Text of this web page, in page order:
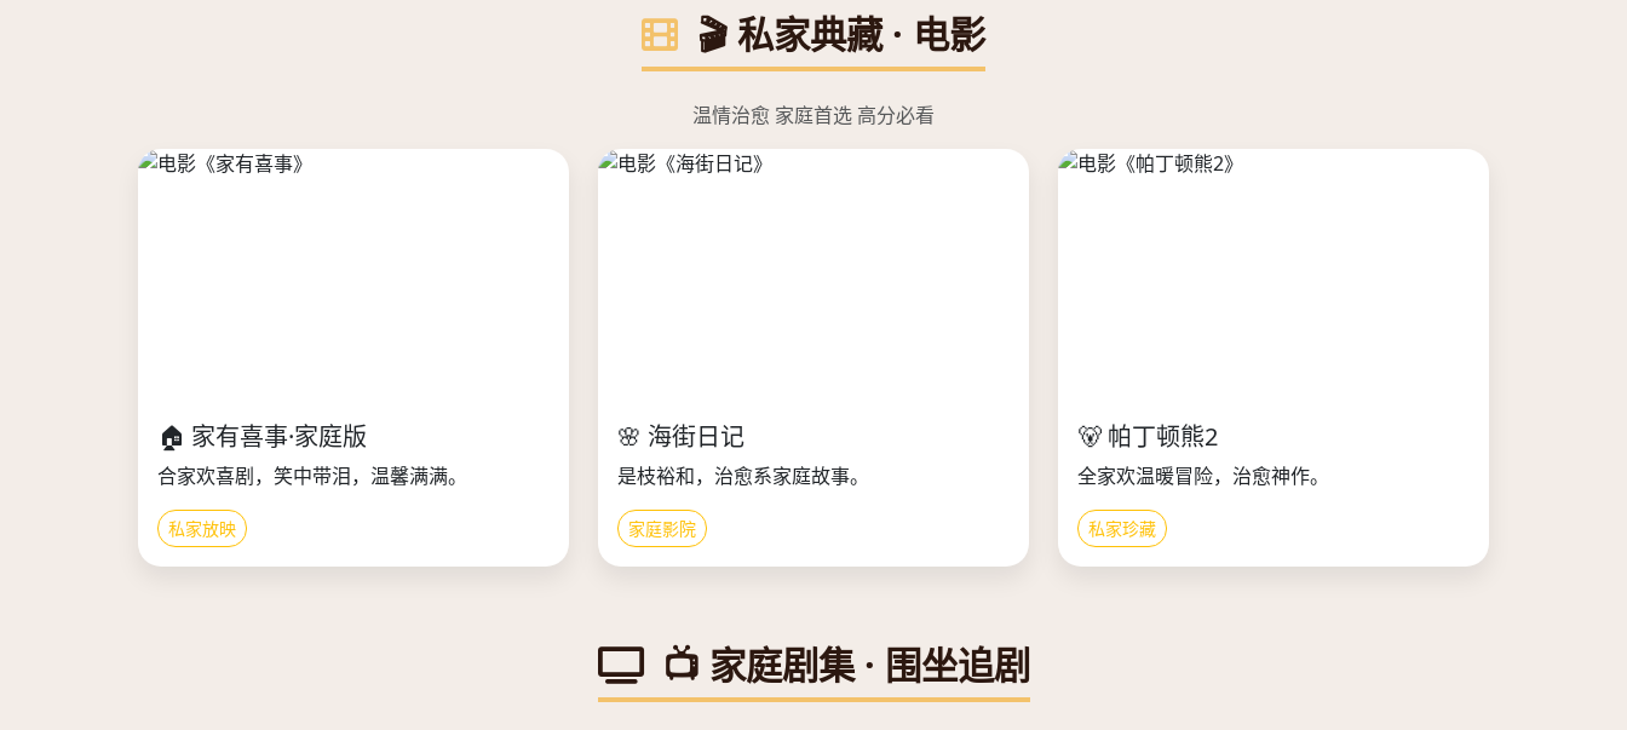
🎬 私家典藏 · 电影
温情治愈 家庭首选 高分必看
🏠 家有喜事·家庭版
合家欢喜剧，笑中带泪，温馨满满。
私家放映
🌸 海街日记
是枝裕和，治愈系家庭故事。
家庭影院
🐻 帕丁顿熊2
全家欢温暖冒险，治愈神作。
私家珍藏
📺 家庭剧集 · 围坐追剧